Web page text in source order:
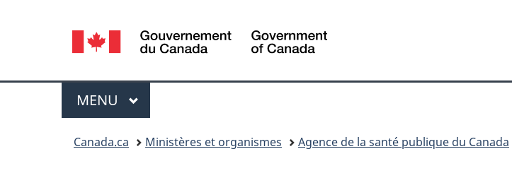
sujet
HTML
Sélection
de
la
langue
Canada
Menu
MENU PRINCIPAL
Canada.ca Ministères et organismes Agence de la santé publique du Canada